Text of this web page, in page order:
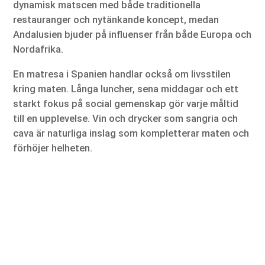
dynamisk matscen med både traditionella
restauranger och nytänkande koncept, medan
Andalusien bjuder på influenser från både Europa och
Nordafrika.
En matresa i Spanien handlar också om livsstilen
kring maten. Långa luncher, sena middagar och ett
starkt fokus på social gemenskap gör varje måltid
till en upplevelse. Vin och drycker som sangria och
cava är naturliga inslag som kompletterar maten och
förhöjer helheten.